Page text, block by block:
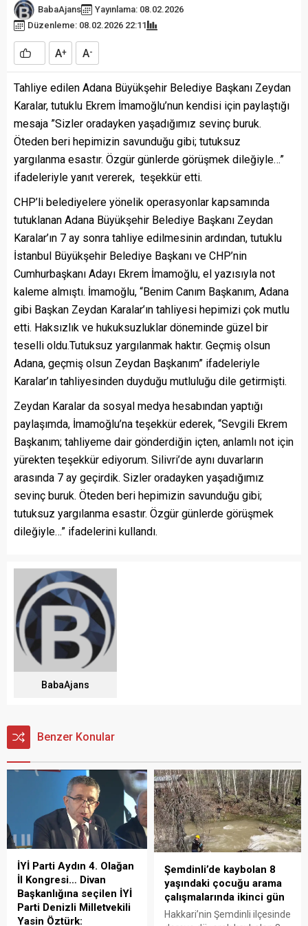
BabaAjans
Yayınlama: 08.02.2026
Düzenleme: 08.02.2026 22:11
A+ A-
Tahliye edilen Adana Büyükşehir Belediye Başkanı Zeydan
Karalar, tutuklu Ekrem İmamoğlu’nun kendisi için paylaştığı
mesaja ”Sizler oradayken yaşadığımız sevinç buruk.
Öteden beri hepimizin savunduğu gibi; tutuksuz
yargılanma esastır. Özgür günlerde görüşmek dileğiyle…”
ifadeleriyle yanıt vererek, teşekkür etti.
CHP’li belediyelere yönelik operasyonlar kapsamında
tutuklanan Adana Büyükşehir Belediye Başkanı Zeydan
Karalar’ın 7 ay sonra tahliye edilmesinin ardından, tutuklu
İstanbul Büyükşehir Belediye Başkanı ve CHP’nin
Cumhurbaşkanı Adayı Ekrem İmamoğlu, el yazısıyla not
kaleme almıştı. İmamoğlu, “Benim Canım Başkanım, Adana
gibi Başkan Zeydan Karalar’ın tahliyesi hepimizi çok mutlu
etti. Haksızlık ve hukuksuzluklar döneminde güzel bir
teselli oldu.Tutuksuz yargılanmak haktır. Geçmiş olsun
Adana, geçmiş olsun Zeydan Başkanım” ifadeleriyle
Karalar’ın tahliyesinden duyduğu mutluluğu dile getirmişti.
Zeydan Karalar da sosyal medya hesabından yaptığı
paylaşımda, İmamoğlu’na teşekkür ederek, “Sevgili Ekrem
Başkanım; tahliyeme dair gönderdiğin içten, anlamlı not için
yürekten teşekkür ediyorum. Silivri’de aynı duvarların
arasında 7 ay geçirdik. Sizler oradayken yaşadığımız
sevinç buruk. Öteden beri hepimizin savunduğu gibi;
tutuksuz yargılanma esastır. Özgür günlerde görüşmek
dileğiyle…” ifadelerini kullandı.
BabaAjans
Benzer Konular
İYİ Parti Aydın 4. Olağan
İl Kongresi… Divan
Başkanlığına seçilen İYİ
Parti Denizli Milletvekili
Yasin Öztürk:
Şemdinli’de kaybolan 8
yaşındaki çocuğu arama
çalışmalarında ikinci gün
Hakkari’nin Şemdinli ilçesinde